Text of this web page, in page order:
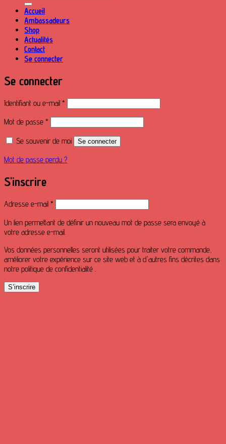
Accueil
Ambassadeurs
Shop
Actualités
Contact
Se connecter
Se connecter
Identifiant ou e-mail *
Mot de passe *
Se souvenir de moi Se connecter
Mot de passe perdu ?
S’inscrire
Adresse e-mail *
Un lien permettant de définir un nouveau mot de passe sera envoyé à
votre adresse e-mail.
Vos données personnelles seront utilisées pour traiter votre commande,
améliorer votre expérience sur ce site web et à d'autres fins décrites dans
notre politique de confidentialité .
S’inscrire